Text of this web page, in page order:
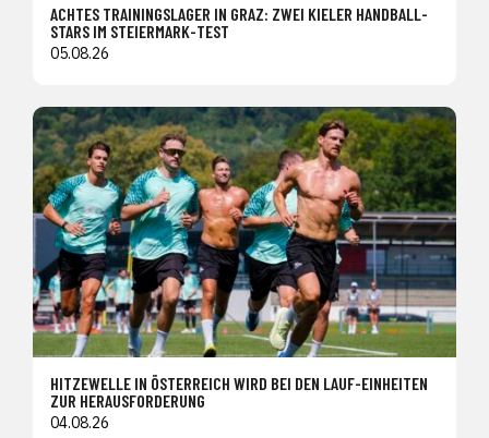
ACHTES TRAININGSLAGER IN GRAZ: ZWEI KIELER HANDBALL-
STARS IM STEIERMARK-TEST
05.08.26
HITZEWELLE IN ÖSTERREICH WIRD BEI DEN LAUF-EINHEITEN
ZUR HERAUSFORDERUNG
04.08.26